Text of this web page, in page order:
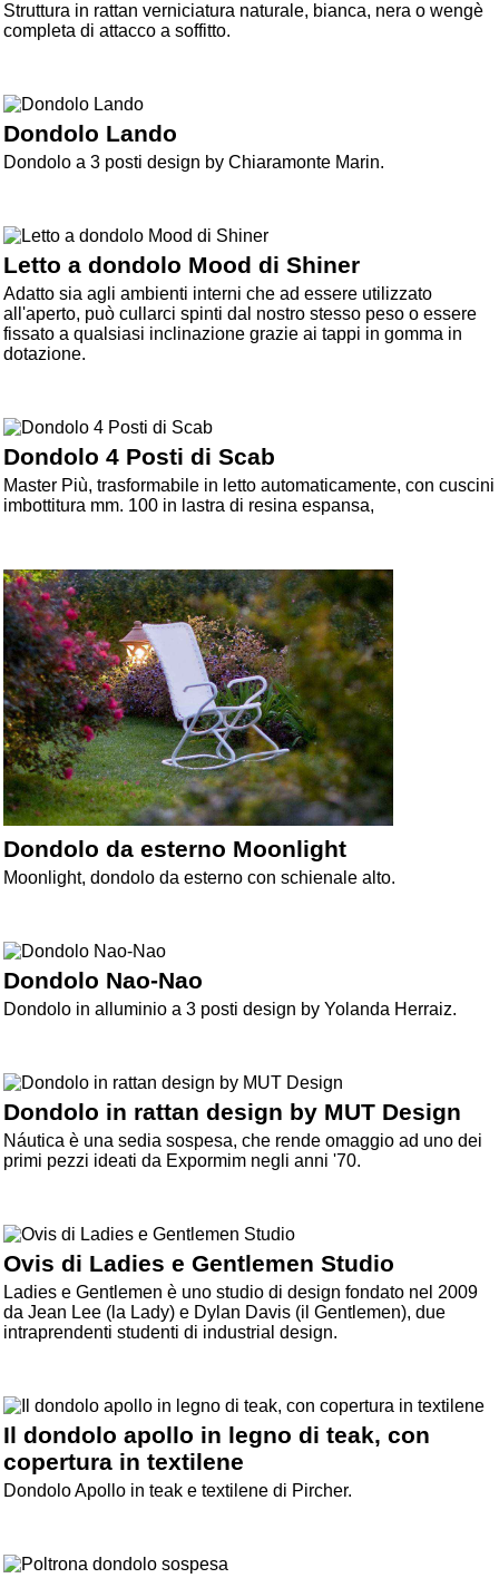
Struttura in rattan verniciatura naturale, bianca, nera o wengè
completa di attacco a soffitto.
Dondolo Lando
Dondolo a 3 posti design by Chiaramonte Marin.
Letto a dondolo Mood di Shiner
Adatto sia agli ambienti interni che ad essere utilizzato
all'aperto, può cullarci spinti dal nostro stesso peso o essere
fissato a qualsiasi inclinazione grazie ai tappi in gomma in
dotazione.
Dondolo 4 Posti di Scab
Master Più, trasformabile in letto automaticamente, con cuscini
imbottitura mm. 100 in lastra di resina espansa,
Dondolo da esterno Moonlight
Moonlight, dondolo da esterno con schienale alto.
Dondolo Nao-Nao
Dondolo in alluminio a 3 posti design by Yolanda Herraiz.
Dondolo in rattan design by MUT Design
Náutica è una sedia sospesa, che rende omaggio ad uno dei
primi pezzi ideati da Expormim negli anni '70.
Ovis di Ladies e Gentlemen Studio
Ladies e Gentlemen è uno studio di design fondato nel 2009
da Jean Lee (la Lady) e Dylan Davis (il Gentlemen), due
intraprendenti studenti di industrial design.
Il dondolo apollo in legno di teak, con
copertura in textilene
Dondolo Apollo in teak e textilene di Pircher.